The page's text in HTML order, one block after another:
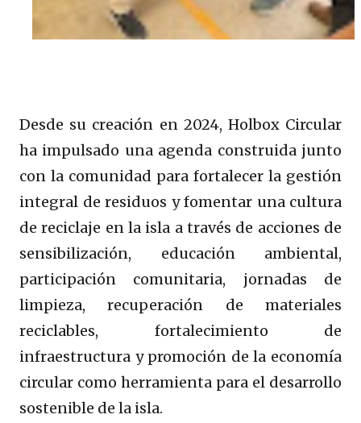
Desde su creación en 2024, Holbox Circular
ha impulsado una agenda construida junto
con la comunidad para fortalecer la gestión
integral de residuos y fomentar una cultura
de reciclaje en la isla a través de acciones de
sensibilización, educación ambiental,
participación comunitaria, jornadas de
limpieza, recuperación de materiales
reciclables, fortalecimiento de
infraestructura y promoción de la economía
circular como herramienta para el desarrollo
sostenible de la isla.